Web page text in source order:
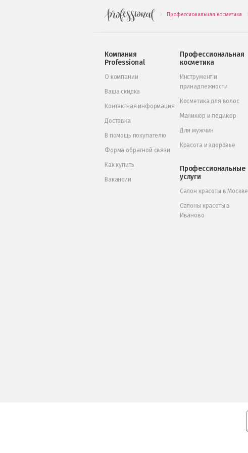
Профессиональная косметика
Компания
Professional
О компании
Ваша скидка
Контактная информация
Доставка
В помощь покупателю
Форма обратной связи
Как купить
Вакансии
Профессиональная
косметика
Инструмент и
принадлежности
Косметика для волос
Маникюр и педикюр
Для мужчин
Красота и здоровье
Профессиональные
услуги
Салон красоты в Москве
Салоны красоты в
Иваново